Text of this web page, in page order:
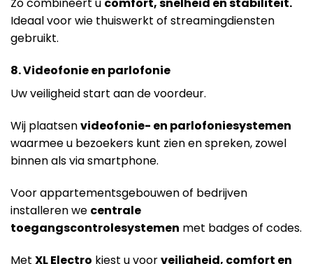
Zo combineert u comfort, snelheid en stabiliteit.
Ideaal voor wie thuiswerkt of streamingdiensten
gebruikt.
8. Videofonie en parlofonie
Uw veiligheid start aan de voordeur.
Wij plaatsenvideofonie- en parlofoniesystemen
waarmee u bezoekers kunt zien en spreken, zowel
binnen als via smartphone.
Voor appartementsgebouwen of bedrijven
installeren we centrale
toegangscontrolesystemen met badges of codes.
Met XL Electro kiest u voorveiligheid, comfort en